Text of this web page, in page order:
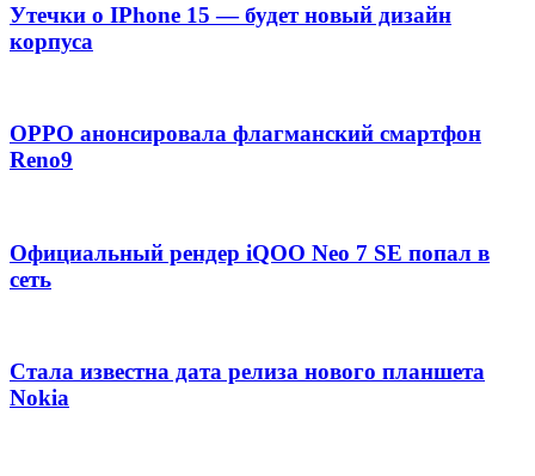
Утечки о IPhone 15 — будет новый дизайн
корпуса
OPPO анонсировала флагманский смартфон
Reno9
Официальный рендер iQOO Neo 7 SE попал в
сеть
Стала известна дата релиза нового планшета
Nokia